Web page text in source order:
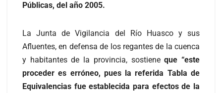
Públicas, del año 2005.
La Junta de Vigilancia del Río Huasco y sus
Afluentes, en defensa de los regantes de la cuenca
y habitantes de la provincia, sostieneque “este
proceder es erróneo, pues la referida Tabla de
Equivalencias fue establecida para efectos de la